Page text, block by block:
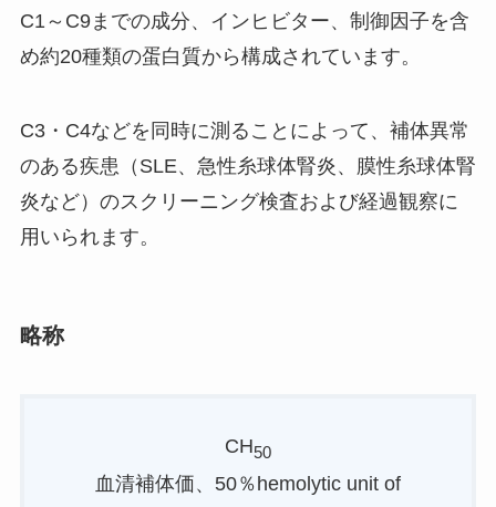
C1～C9までの成分、インヒビター、制御因子を含
め約20種類の蛋白質から構成されています。
C3・C4などを同時に測ることによって、補体異常
のある疾患（SLE、急性糸球体腎炎、膜性糸球体腎
炎など）のスクリーニング検査および経過観察に
用いられます。
略称
CH50
血清補体価、50％hemolytic unit of